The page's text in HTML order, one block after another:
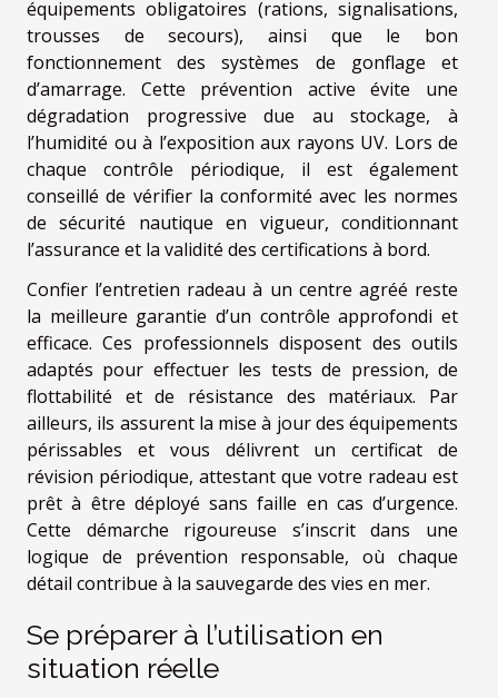
équipements obligatoires (rations, signalisations,
trousses de secours), ainsi que le bon
fonctionnement des systèmes de gonflage et
d’amarrage. Cette prévention active évite une
dégradation progressive due au stockage, à
l’humidité ou à l’exposition aux rayons UV. Lors de
chaque contrôle périodique, il est également
conseillé de vérifier la conformité avec les normes
de sécurité nautique en vigueur, conditionnant
l’assurance et la validité des certifications à bord.
Confier l’entretien radeau à un centre agréé reste
la meilleure garantie d’un contrôle approfondi et
efficace. Ces professionnels disposent des outils
adaptés pour effectuer les tests de pression, de
flottabilité et de résistance des matériaux. Par
ailleurs, ils assurent la mise à jour des équipements
périssables et vous délivrent un certificat de
révision périodique, attestant que votre radeau est
prêt à être déployé sans faille en cas d’urgence.
Cette démarche rigoureuse s’inscrit dans une
logique de prévention responsable, où chaque
détail contribue à la sauvegarde des vies en mer.
Se préparer à l’utilisation en
situation réelle